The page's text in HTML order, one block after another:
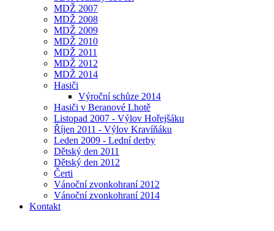
MDŽ 2007
MDŽ 2008
MDŽ 2009
MDŽ 2010
MDŽ 2011
MDŽ 2012
MDŽ 2014
Hasiči
Výroční schůze 2014
Hasiči v Beranové Lhotě
Listopad 2007 - Výlov Hořejšáku
Říjen 2011 - Výlov Kravíňáku
Leden 2009 - Lední derby
Dětský den 2011
Dětský den 2012
Čerti
Vánoční zvonkohraní 2012
Vánoční zvonkohraní 2014
Kontakt